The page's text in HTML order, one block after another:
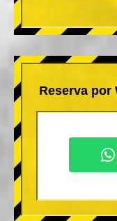
Reserva por